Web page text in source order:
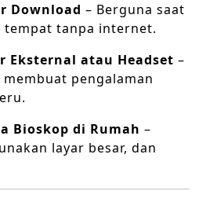
Download – Berguna saat
tempat tanpa internet.
Eksternal atau Headset –
pengalaman
Bioskop di Rumah –
layar besar, dan